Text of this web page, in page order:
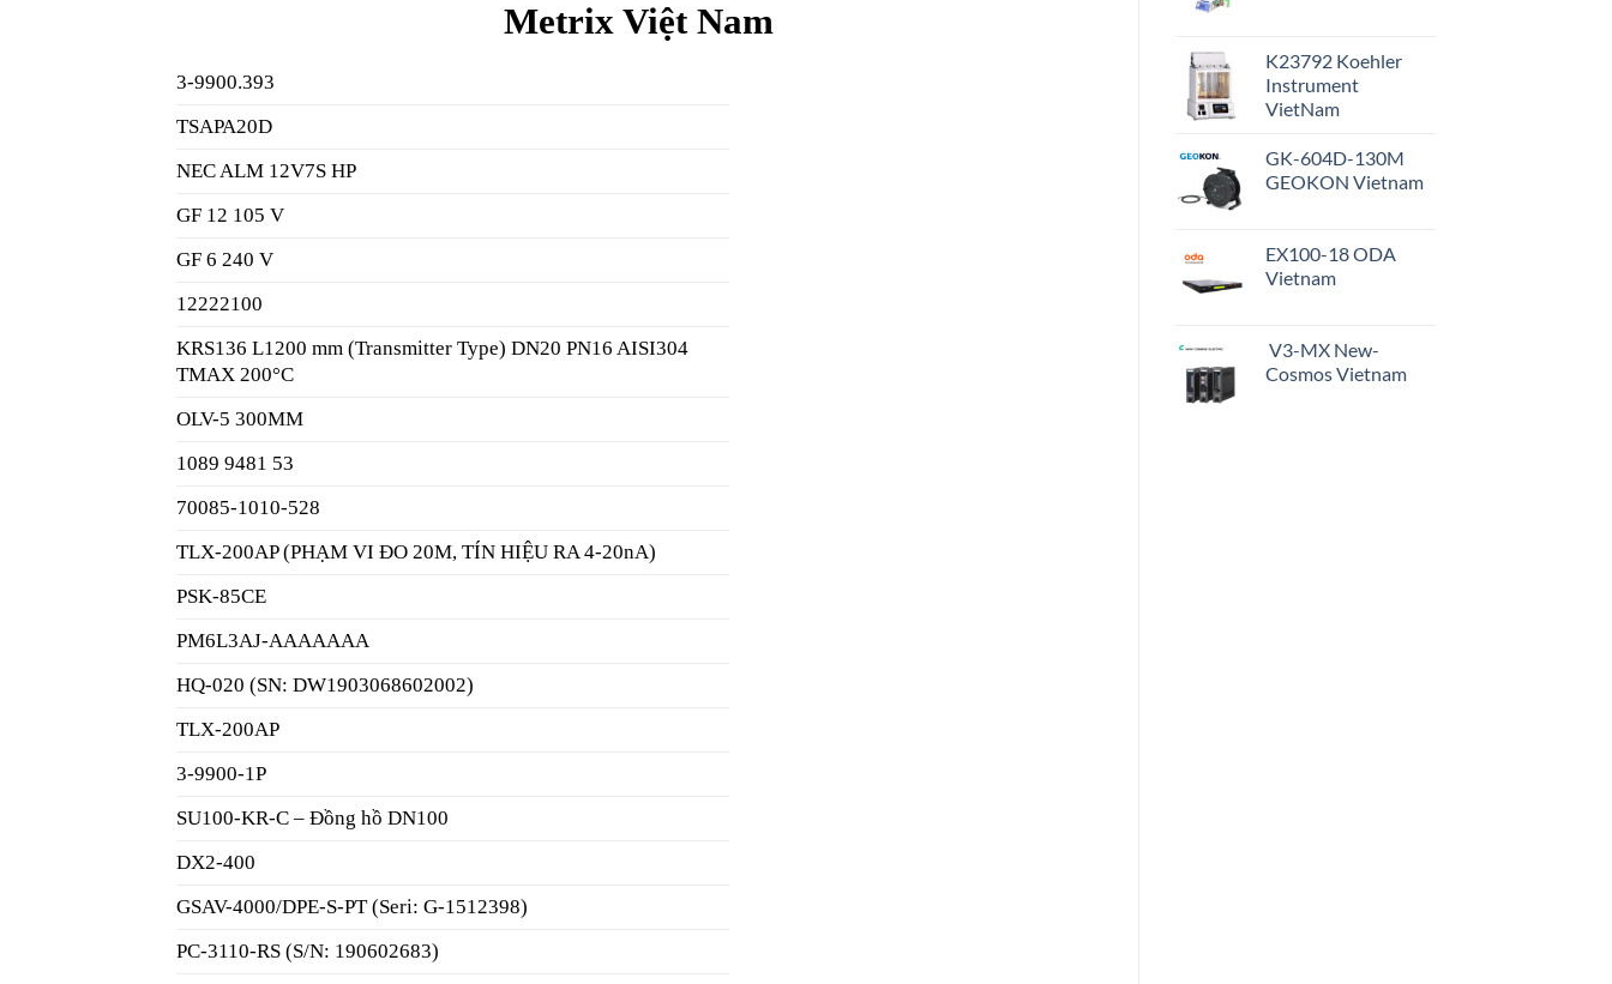
K23792 Koehler
Instrument
VietNam
GK-604D-130M
GEOKON Vietnam
EX100-18 ODA
Vietnam
V3-MX New-
Cosmos Vietnam
Metrix Việt Nam
3-9900.393
TSAPA20D
NEC ALM 12V7S HP
GF 12 105 V
GF 6 240 V
12222100
KRS136 L1200 mm (Transmitter Type) DN20 PN16 AISI304
TMAX 200°C
OLV-5 300MM
1089 9481 53
70085-1010-528
TLX-200AP (PHẠM VI ĐO 20M, TÍN HIỆU RA 4-20nA)
PSK-85CE
PM6L3AJ-AAAAAAA
HQ-020 (SN: DW1903068602002)
TLX-200AP
3-9900-1P
SU100-KR-C – Đồng hồ DN100
DX2-400
GSAV-4000/DPE-S-PT (Seri: G-1512398)
PC-3110-RS (S/N: 190602683)